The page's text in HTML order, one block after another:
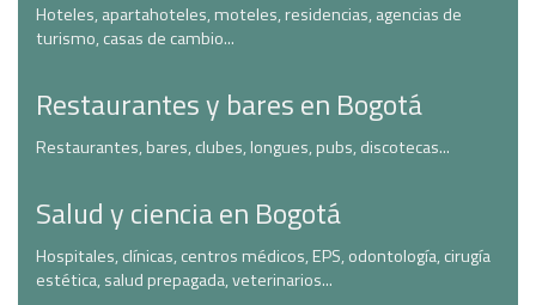
Hoteles, apartahoteles, moteles, residencias, agencias de
turismo, casas de cambio...
Restaurantes y bares en Bogotá
Restaurantes, bares, clubes, longues, pubs, discotecas...
Salud y ciencia en Bogotá
Hospitales, clínicas, centros médicos, EPS, odontología, cirugía
estética, salud prepagada, veterinarios...